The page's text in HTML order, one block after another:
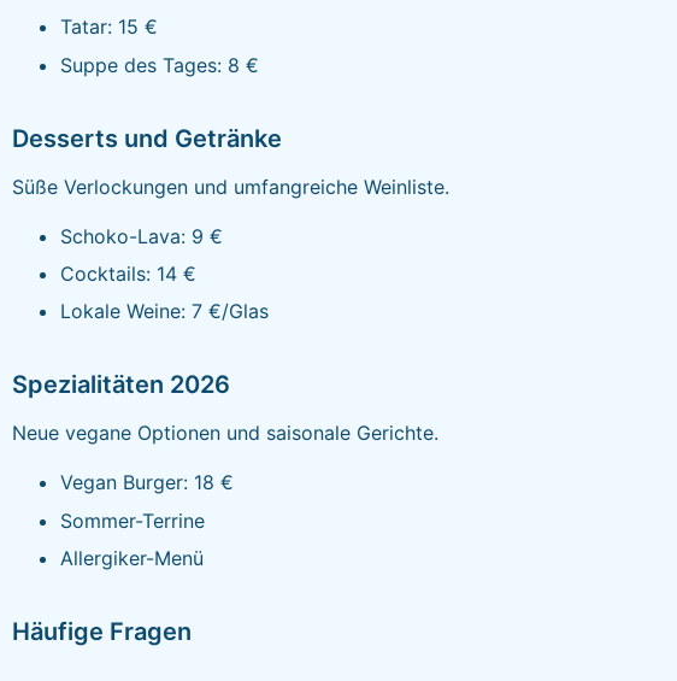
Tatar: 15 €
Suppe des Tages: 8 €
Desserts und Getränke
Süße Verlockungen und umfangreiche Weinliste.
Schoko-Lava: 9 €
Cocktails: 14 €
Lokale Weine: 7 €/Glas
Spezialitäten 2026
Neue vegane Optionen und saisonale Gerichte.
Vegan Burger: 18 €
Sommer-Terrine
Allergiker-Menü
Häufige Fragen